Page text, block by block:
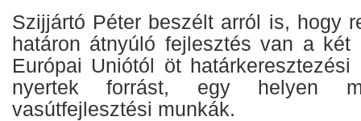
Szijjártó Péter beszélt arról is, hogy
határon átnyúló fejlesztés van a két
Európai Uniótól öt határkeresztezési
nyertek forrást, egy helyen
vasútfejlesztési munkák.